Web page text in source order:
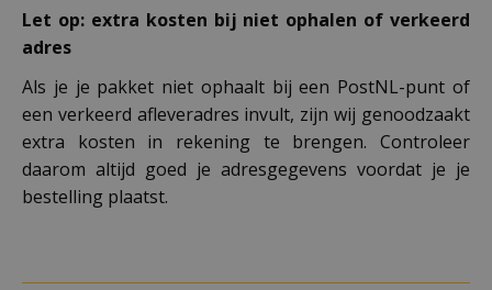
Let op: extra kosten bij niet ophalen of verkeerd
adres
Als je je pakket niet ophaalt bij een PostNL-punt of
een verkeerd afleveradres invult, zijn wij genoodzaakt
extra kosten in rekening te brengen. Controleer
daarom altijd goed je adresgegevens voordat je je
bestelling plaatst.